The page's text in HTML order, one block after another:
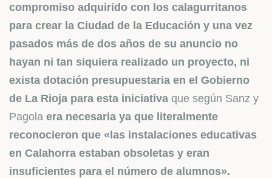
compromiso adquirido con los calagurritanos
para crear la Ciudad de la Educación y una vez
pasados más de dos años de su anuncio no
hayan ni tan siquiera realizado un proyecto, ni
exista dotación presupuestaria en el Gobierno
de La Rioja para esta iniciativa que según Sanz y
Pagola era necesaria ya que literalmente
reconocieron que «las instalaciones educativas
en Calahorra estaban obsoletas y eran
insuficientes para el número de alumnos».